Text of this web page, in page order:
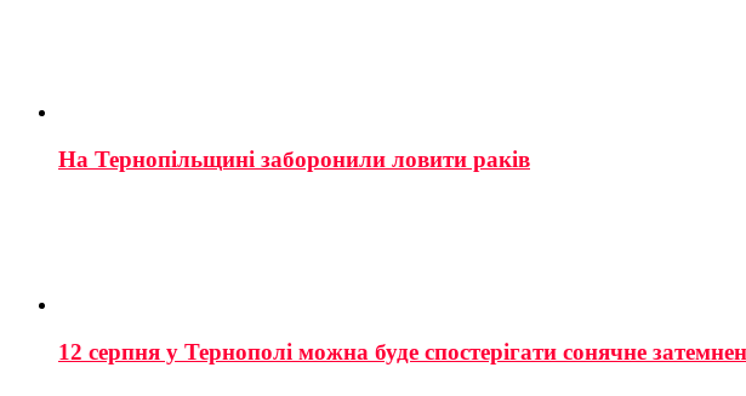
На Тернопільщині заборонили ловити раків
12 серпня у Тернополі можна буде спостерігати сонячне